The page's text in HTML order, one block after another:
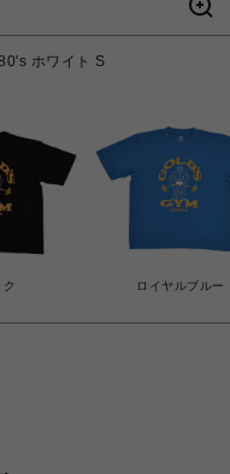
ホワイト S
ロイヤルブルー